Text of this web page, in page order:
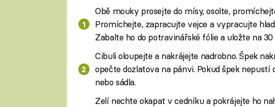
Obě mouky prosejte do mísy, osolte,
Promíchejte, zapracujte vejce a vypracujte
Zabalte ho do potravinářské fólie a uložte na
Cibuli oloupejte a nakrájejte nadrobno. Špek
opečte dozlatova na pánvi. Pokud špek
nebo sádla.
Zelí nechte okapat v cedníku a pokrájejte ho